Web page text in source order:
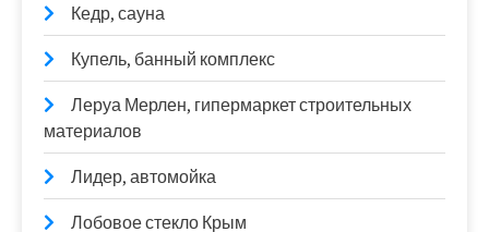
Кедр, сауна
Купель, банный комплекс
Леруа Мерлен, гипермаркет строительных
материалов
Лидер, автомойка
Лобовое стекло Крым